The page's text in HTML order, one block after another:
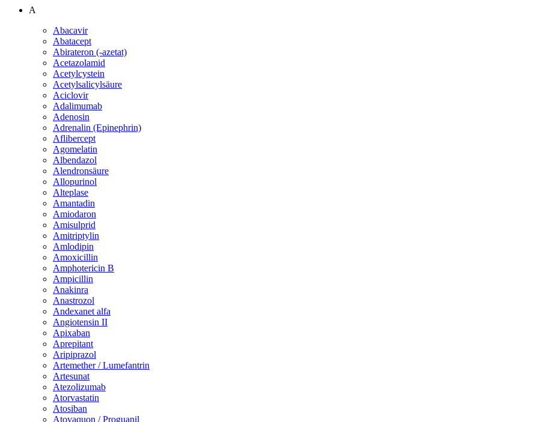
A
Abacavir
Abatacept
Abirateron (-azetat)
Acetazolamid
Acetylcystein
Acetylsalicylsäure
Aciclovir
Adalimumab
Adenosin
Adrenalin (Epinephrin)
Aflibercept
Agomelatin
Albendazol
Alendronsäure
Allopurinol
Alteplase
Amantadin
Amiodaron
Amisulprid
Amitriptylin
Amlodipin
Amoxicillin
Amphotericin B
Ampicillin
Anakinra
Anastrozol
Andexanet alfa
Angiotensin II
Apixaban
Aprepitant
Aripiprazol
Artemether / Lumefantrin
Artesunat
Atezolizumab
Atorvastatin
Atosiban
Atovaquon / Proguanil